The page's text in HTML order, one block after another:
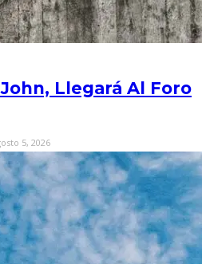
Llegará Al Foro
5, 2026